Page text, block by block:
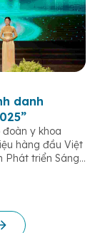
danh
y khoa
hàng đầu Việt
Phát triển Sáng